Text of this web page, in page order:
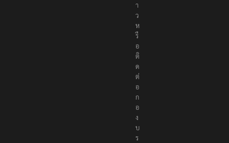
า
ว
ห
รื
อ
ติ
ด
ต่
อ
ก
อ
ง
บ
ร